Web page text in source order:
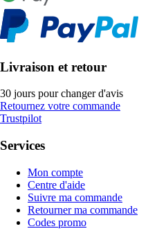
Livraison et retour
30 jours pour changer d'avis
Retournez votre commande
Trustpilot
Services
Mon compte
Centre d'aide
Suivre ma commande
Retourner ma commande
Codes promo